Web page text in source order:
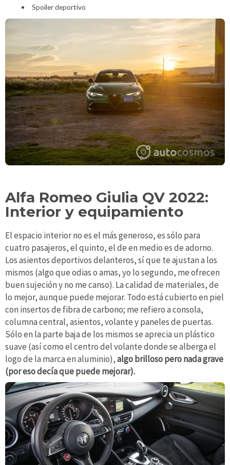
Spoiler deportivo
Alfa Romeo Giulia QV 2022:
Interior y equipamiento
El espacio interior no es el más generoso, es sólo para
cuatro pasajeros, el quinto, el de en medio es de adorno.
Los asientos deportivos delanteros, sí que te ajustan a los
mismos (algo que odias o amas, yo lo segundo, me ofrecen
buen sujeción y no me canso). La calidad de materiales, de
lo mejor, aunque puede mejorar. Todo está cubierto en piel
con insertos de fibra de carbono; me refiero a consola,
columna central, asientos, volante y paneles de puertas.
Sólo en la parte baja de los mismos se aprecia un plástico
suave (así como el centro del volante donde se alberga el
logo de la marca en aluminio),algo brilloso pero nada grave
(por eso decía que puede mejorar).